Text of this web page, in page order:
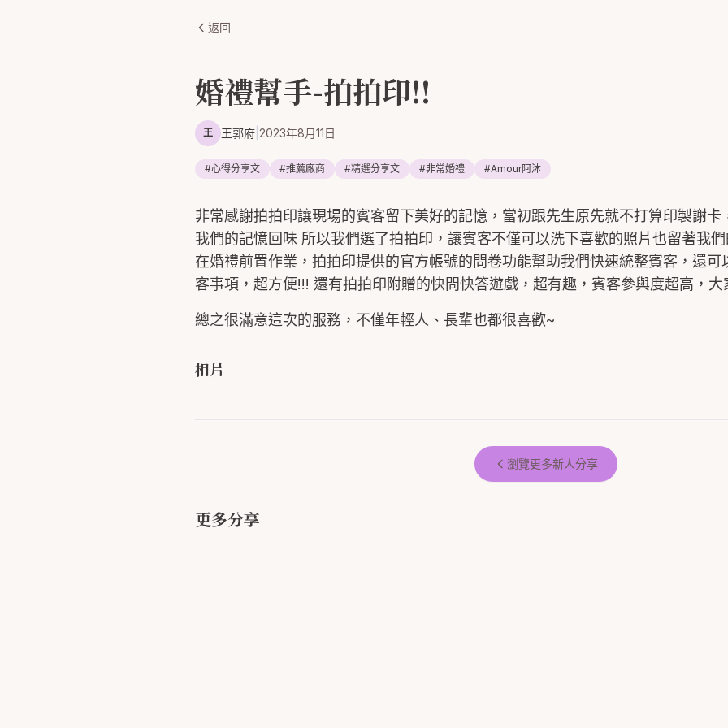
返回
婚禮幫手-拍拍印!!
王 王郭府 2023年8月11日
#心得分享文 #推薦廠商 #精選分享文 #非常婚禮 #Amour阿沐
非常感謝拍拍印讓現場的賓客留下美好的記憶，當初跟先生原先就不打算印製謝
我們的記憶回味 所以我們選了拍拍印，讓賓客不僅可以洗下喜歡的照片也留著我
在婚禮前置作業，拍拍印提供的官方帳號的問卷功能幫助我們快速統整賓客，還可
客事項，超方便!!! 還有拍拍印附贈的快問快答遊戲，超有趣，賓客參與度超高，大
總之很滿意這次的服務，不僅年輕人、長輩也都很喜歡~
相片
瀏覽更多新人分享
更多分享
#分享 拍拍印婚禮使用心得